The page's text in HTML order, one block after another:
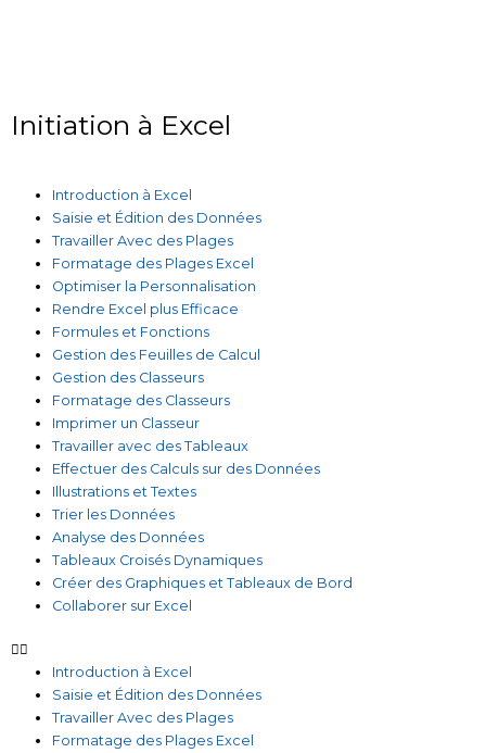
Initiation à Excel
Introduction à Excel
Saisie et Édition des Données
Travailler Avec des Plages
Formatage des Plages Excel
Optimiser la Personnalisation
Rendre Excel plus Efficace
Formules et Fonctions
Gestion des Feuilles de Calcul
Gestion des Classeurs
Formatage des Classeurs
Imprimer un Classeur
Travailler avec des Tableaux
Effectuer des Calculs sur des Données
Illustrations et Textes
Trier les Données
Analyse des Données
Tableaux Croisés Dynamiques
Créer des Graphiques et Tableaux de Bord
Collaborer sur Excel
Introduction à Excel
Saisie et Édition des Données
Travailler Avec des Plages
Formatage des Plages Excel